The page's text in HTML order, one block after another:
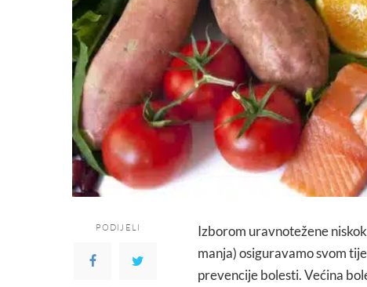
PODIJELI
Izborom uravnotežene
manja) osiguravamo svom
prevencije bolesti. Većina